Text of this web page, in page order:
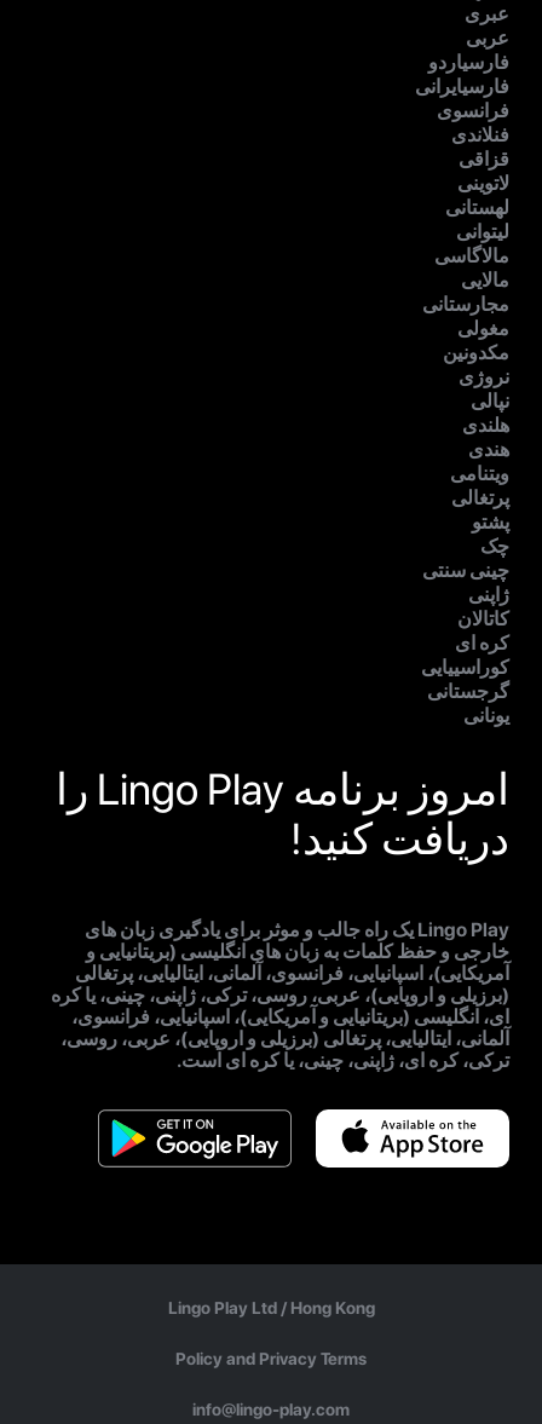
عبری
عربی
فارسیاردو
فارسیایرانی
فرانسوی
فنلاندی
قزاقی
لاتوینی
لهستانی
لیتوانی
مالاگاسی
مالایی
مجارستانی
مغولی
مکدونین
نروژی
نپالی
هلندی
هندی
ویتنامی
پرتغالی
پشتو
چک
چینی سنتی
ژاپنی
کاتالان
کره ای
کوراسییایی
گرجستانی
یونانی
امروز برنامه Lingo Play را
دریافت کنید!
Lingo Play یک راه جالب و موثر برای یادگیری زبان های
خارجی و حفظ کلمات به زبان های انگلیسی (بریتانیایی و
آمریکایی)، اسپانیایی، فرانسوی، آلمانی، ایتالیایی، پرتغالی
(برزیلی و اروپایی)، عربی، روسی، ترکی، ژاپنی، چینی، یا کره
ای، انگلیسی (بریتانیایی و آمریکایی)، اسپانیایی، فرانسوی،
آلمانی، ایتالیایی، پرتغالی (برزیلی و اروپایی)، عربی، روسی،
ترکی، کره ای، ژاپنی، چینی، یا کره ای است.
Lingo Play Ltd / Hong Kong
Policy and Privacy Terms
info@lingo-play.com